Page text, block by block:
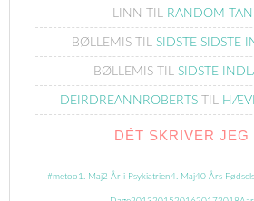
LINN TIL RANDOM
BØLLEMISTIL SIDSTE SIDSTE
BØLLEMIS TIL SIDSTE
DEIRDREANNROBERTS TIL
DÉT SKRIVER
#metoo 1. Maj2 År i Psykiatrien4. Maj40 Års